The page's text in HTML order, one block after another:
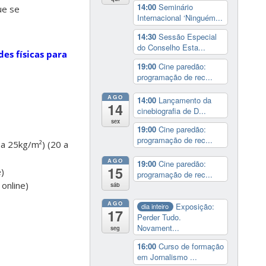
se
físicas para
25kg/m²) (20 a
14:00 Seminário
Internacional ‘Ninguém...
14:30 Sessão Especial
do Conselho Esta...
19:00 Cine paredão:
programação de rec...
AGO
14
sex
14:00 Lançamento da
cinebiografia de D...
19:00 Cine paredão:
programação de rec...
AGO
15
sáb
19:00 Cine paredão:
programação de rec...
AGO
17
seg
dia inteiro
Exposição:
Perder Tudo.
Novament...
16:00 Curso de formação
em Jornalismo ...